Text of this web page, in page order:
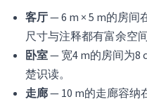
客厅— 6 m × 5 m的房间
尺寸与注释都有富余空间
卧室— 宽4 m的房间为8
楚识读。
走廊— 10 m的走廊容纳